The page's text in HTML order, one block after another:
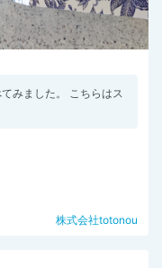
みました。 こちらはス
株式会社totonou